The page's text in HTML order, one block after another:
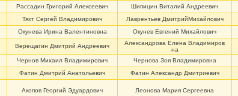
Рассадин Григорий Алексеевич Шипицин Виталий Андреевич
Тяхт Сергей Владимирович Лаврентьев ДмитрийМихайлович
Окунева Ирина Валентиновна Окунев Евгений Михайлович
Верещагин Дмитрий Андреевич
Александрова Елена Владимиров
на
Чернов Михаил Владимирович Чернова Зоя Владимировна
Фатин Дмитрий Анатольевич Фатин Александр Дмитриевич
Акопов Георгий Эдуардович Леонова Мария Сергеевна